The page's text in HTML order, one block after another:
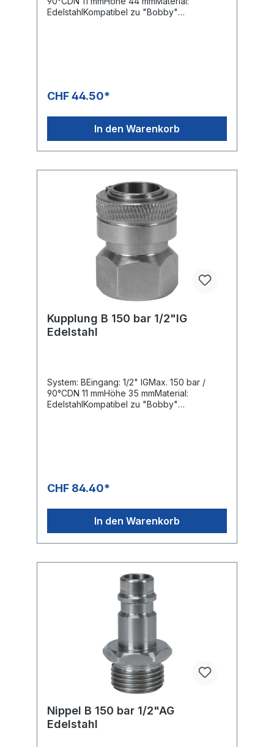
EdelstahlKompatibel zu "Bobby"
CHF 44.50*
In den Warenkorb
Kupplung B 150 bar 1/2"IG
Edelstahl
System: BEingang: 1/2" IGMax. 150 bar /
90°CDN 11 mmHöhe 35 mmMaterial:
EdelstahlKompatibel zu "Bobby"
CHF 84.40*
In den Warenkorb
Nippel B 150 bar 1/2"AG
Edelstahl